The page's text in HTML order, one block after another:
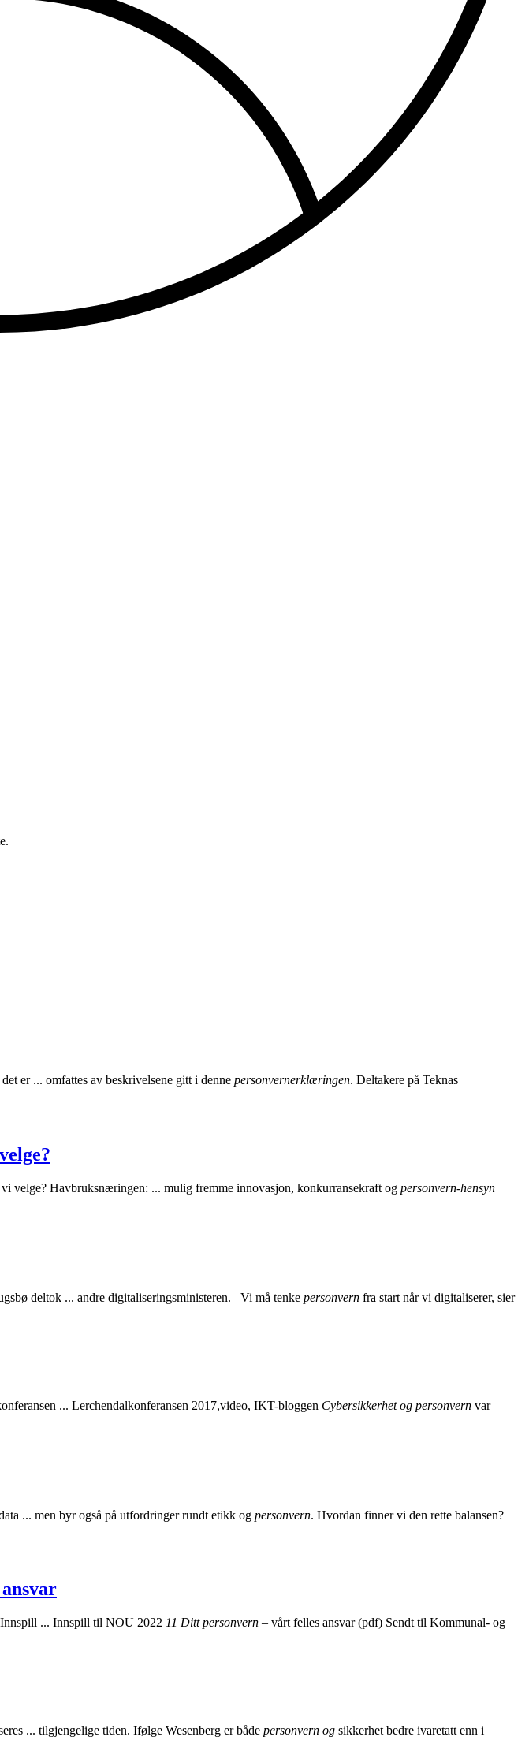
er ... omfattes av beskrivelsene gitt i denne personvernerklæringen. Deltakere på Teknas
velge? Havbruksnæringen: ... mulig fremme innovasjon, konkurransekraft og personvern-hensyn
deltok ... andre digitaliseringsministeren. –Vi må tenke personvern fra start når vi digitaliserer, sier
... Lerchendalkonferansen 2017,video, IKT-bloggen Cybersikkerhet og personvern var
... men byr også på utfordringer rundt etikk og personvern. Hvordan finner vi den rette balansen?
... Innspill til NOU 2022 11 Ditt personvern – vårt felles ansvar (pdf) Sendt til Kommunal- og
... tilgjengelige tiden. Ifølge Wesenberg er både personvern og sikkerhet bedre ivaretatt enn i